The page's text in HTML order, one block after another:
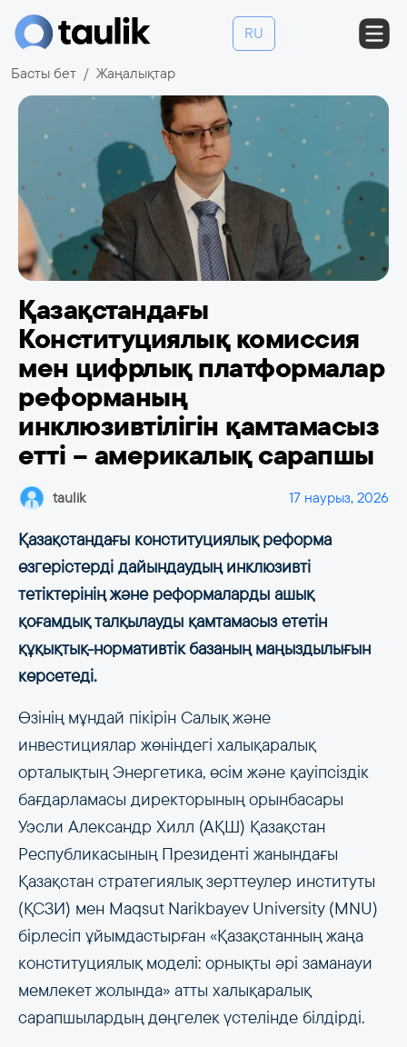
RU
Басты бет Жаңалықтар
Қазақстандағы
Конституциялық комиссия
мен цифрлық платформалар
реформаның
инклюзивтілігін қамтамасыз
етті – америкалық сарапшы
taulik 17 наурыз, 2026
Қазақстандағы конституциялық реформа
өзгерістерді дайындаудың инклюзивті
тетіктерінің және реформаларды ашық
қоғамдық талқылауды қамтамасыз ететін
құқықтық-нормативтік базаның маңыздылығын
көрсетеді.
Өзінің мұндай пікірін Салық және
инвестициялар жөніндегі халықаралық
орталықтың Энергетика, өсім және қауіпсіздік
бағдарламасы директорының орынбасары
Уэсли Александр Хилл (АҚШ) Қазақстан
Республикасының Президенті жанындағы
Қазақстан стратегиялық зерттеулер институты
(ҚСЗИ) мен Maqsut Narikbayev University (MNU)
бірлесіп ұйымдастырған «Қазақстанның жаңа
конституциялық моделі: орнықты әрі заманауи
мемлекет жолында» атты халықаралық
сарапшылардың дөңгелек үстелінде білдірді.